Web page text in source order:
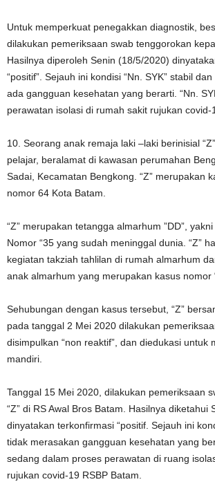
Untuk memperkuat penegakkan diagnostik,
dilakukan pemeriksaan swab tenggorokan
Hasilnya diperoleh Senin (18/5/2020)
“positif”. Sejauh ini kondisi “Nn. SYK” stabil
ada gangguan kesehatan yang berarti. “Nn.
perawatan isolasi di rumah sakit rujukan covid-
10. Seorang anak remaja laki –laki berinisial
pelajar, beralamat di kawasan perumahan
Sadai, Kecamatan Bengkong. “Z” merupakan
nomor 64 Kota Batam.
“Z” merupakan tetangga almarhum ”DD”,
Nomor “35 yang sudah meninggal dunia. “Z”
kegiatan takziah tahlilan di rumah almarhum
anak almarhum yang merupakan kasus nomor
Sehubungan dengan kasus tersebut, “Z”
pada tanggal 2 Mei 2020 dilakukan
disimpulkan “non reaktif”, dan diedukasi untuk
mandiri.
Tanggal 15 Mei 2020, dilakukan pemeriksaan
“Z” di RS Awal Bros Batam. Hasilnya diketahui
dinyatakan terkonfirmasi “positif. Sejauh ini
tidak merasakan gangguan kesehatan yang
sedang dalam proses perawatan di ruang
rujukan covid-19 RSBP Batam.